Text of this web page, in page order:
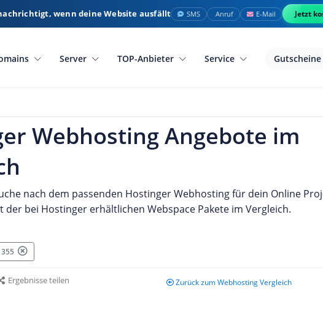
wenn deine Website ausfällt SMS Anruf E-Mail Jetzt
Server TOP-Anbieter Service Gutscheine
Webhosting Angebote im
nach dem passenden Hostinger Webhosting für dein Online
der bei Hostinger erhältlichen Webspace Pakete im Vergleich.
Ergebnisse teilen Zurück zum Webhosting Vergleich